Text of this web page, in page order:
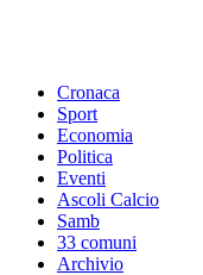
Cronaca
Sport
Economia
Politica
Eventi
Ascoli Calcio
Samb
33 comuni
Archivio